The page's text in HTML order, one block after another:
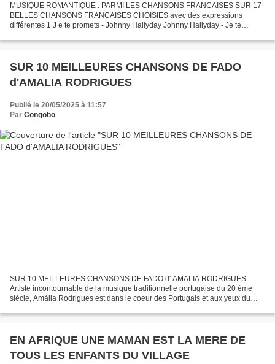
MUSIQUE ROMANTIQUE : PARMI LES CHANSONS FRANCAISES SUR 17
BELLES CHANSONS FRANCAISES CHOISIES avec des expressions
différentes 1 J e te promets - Johnny Hallyday Johnny Hallyday - Je te
SUR 10 MEILLEURES CHANSONS DE FADO
d'AMALIA RODRIGUES
Publié le 20/05/2025 à 11:57
Par Congobo
SUR 10 MEILLEURES CHANSONS DE FADO d' AMALIA RODRIGUES
Artiste incontournable de la musique traditionnelle portugaise du 20 ème
siècle, Amàlia Rodrigues est dans le coeur des Portugais et aux yeux du
EN AFRIQUE UNE MAMAN EST LA MERE DE
TOUS LES ENFANTS DU VILLAGE